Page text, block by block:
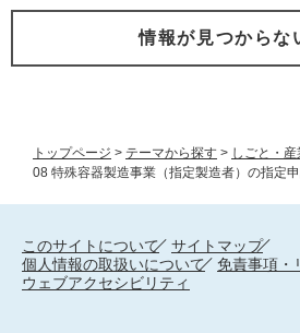
トップページ > テーマから探す > しごと・
08 特殊容器製造事業（指定製造者）の指定
情報が見つからな
このサイトについて
サイトマップ
個人情報の取扱いについて
免責事項・
ウェブアクセシビリティ